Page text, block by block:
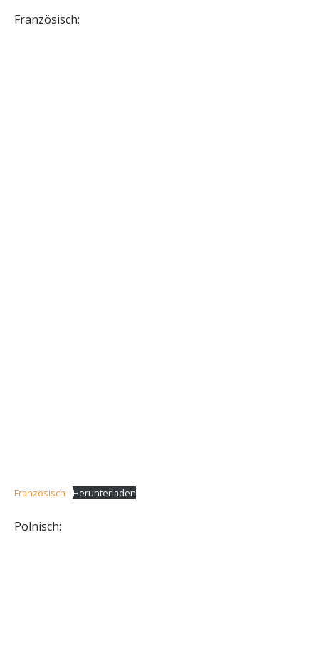
Französisch:
Französisch Herunterladen
Polnisch: